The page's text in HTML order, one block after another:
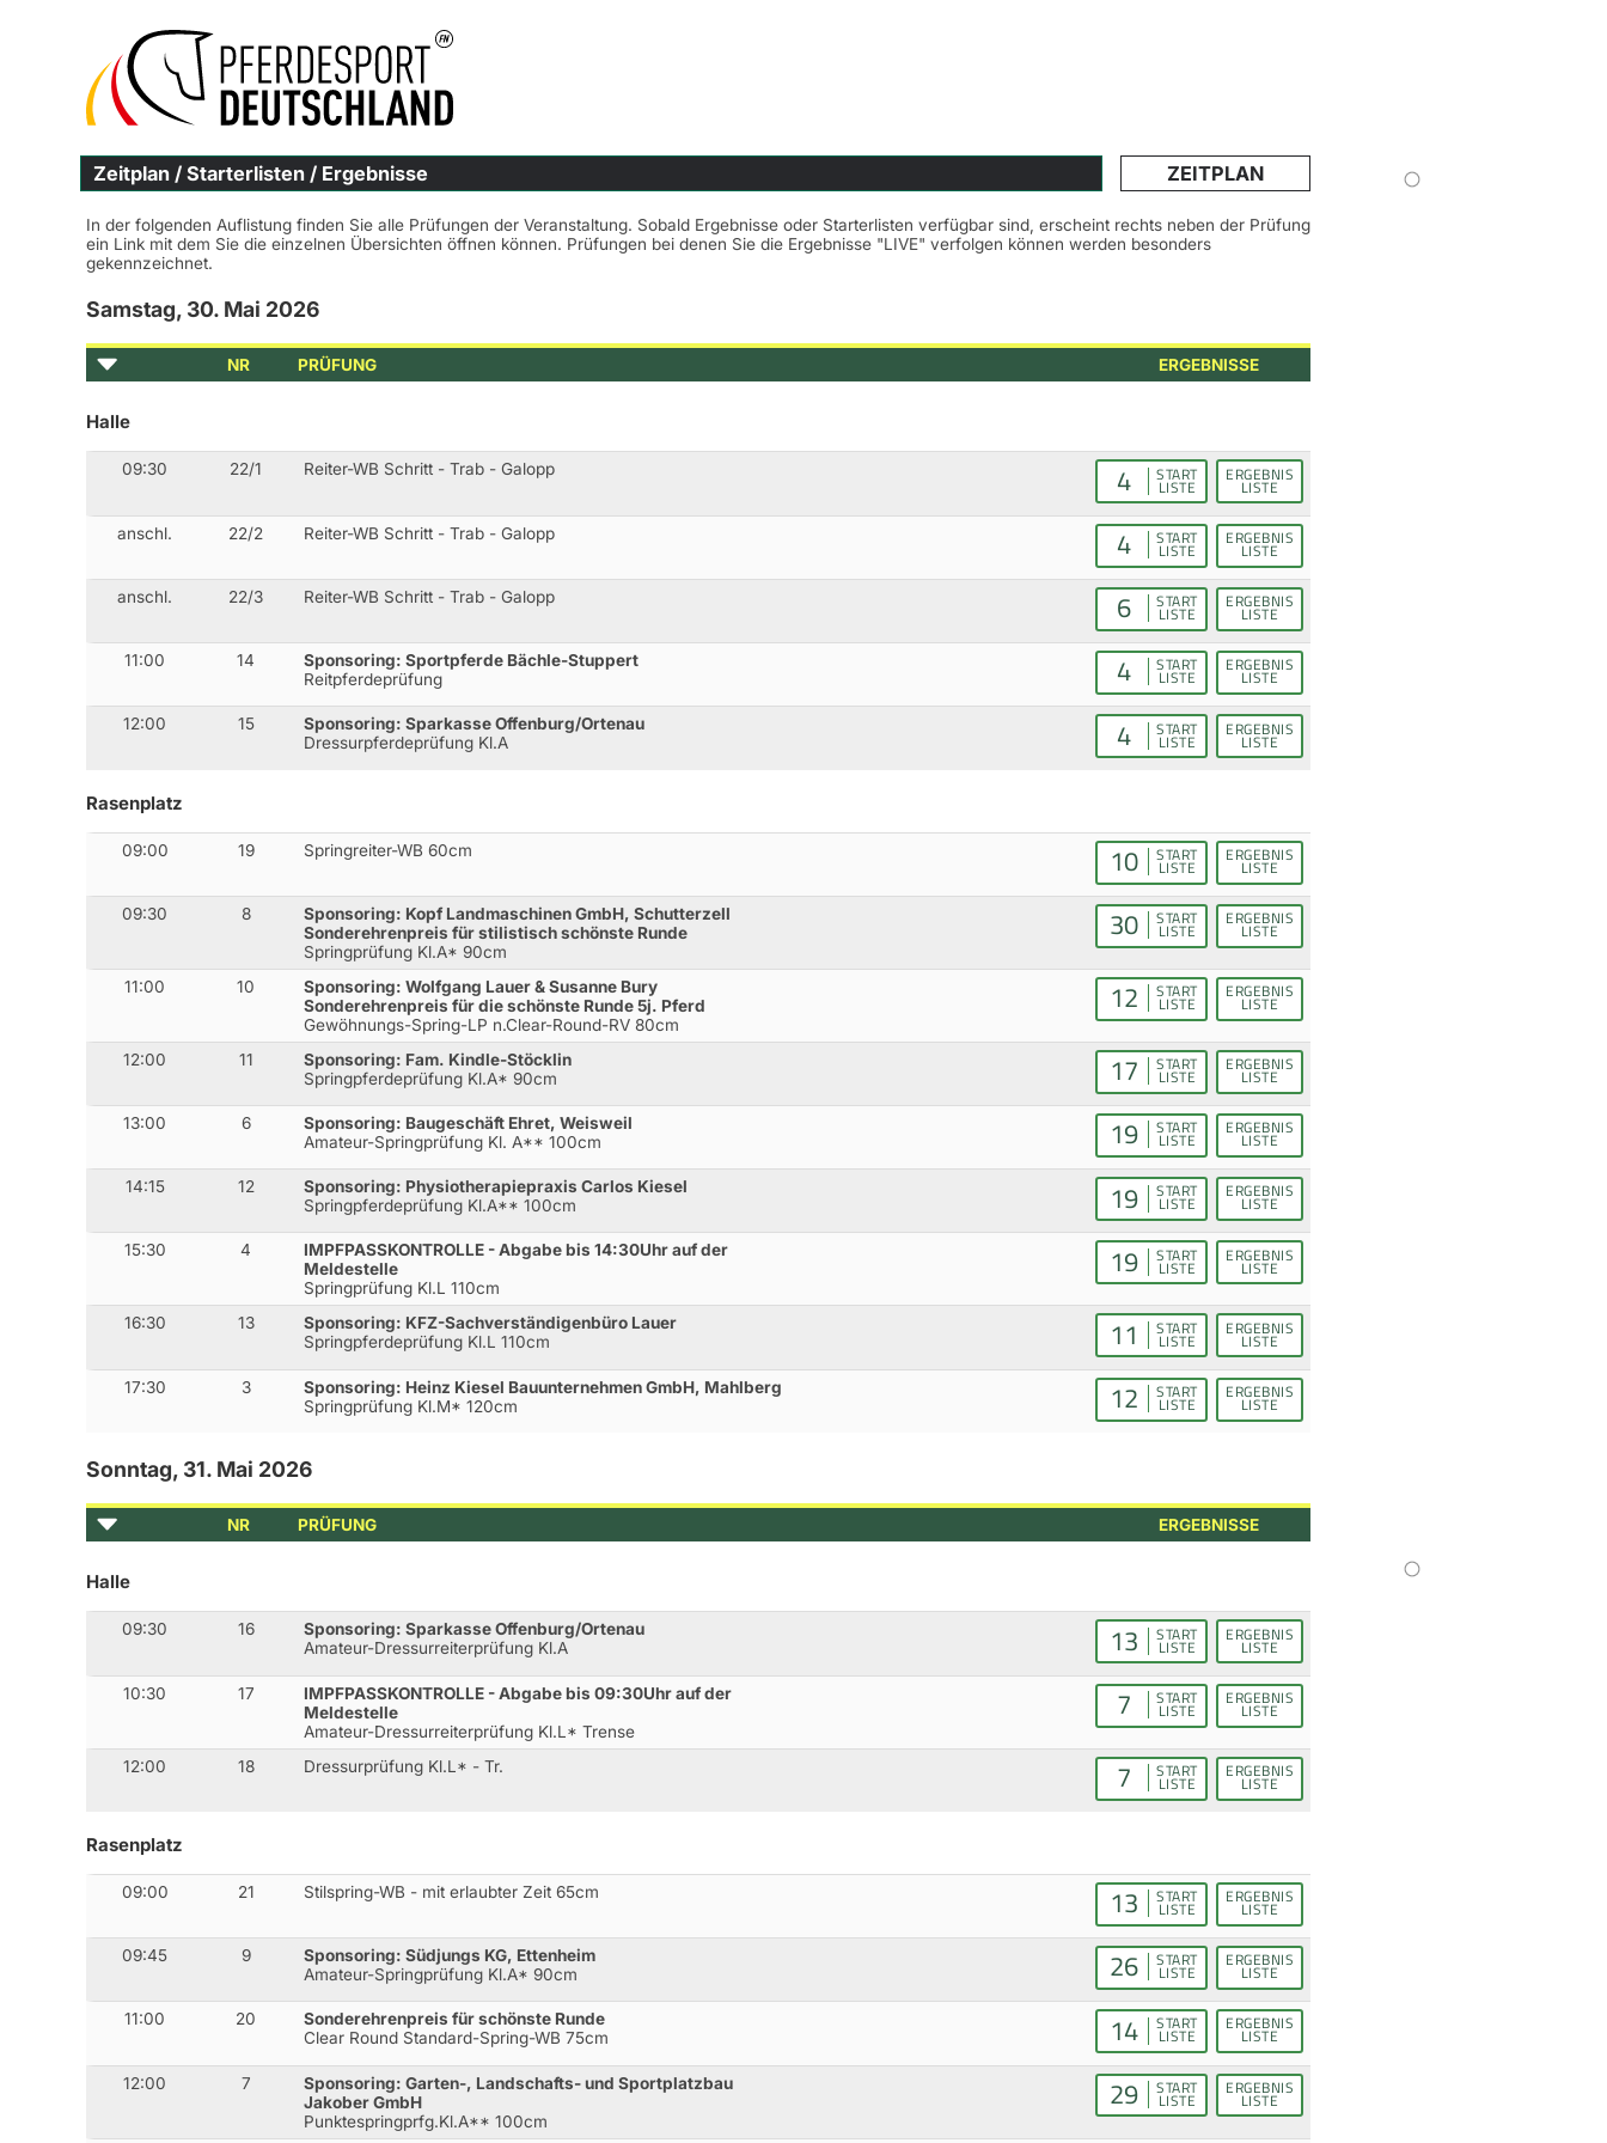
Zeitplan / Starterlisten / Ergebnisse ZEITPLAN
In der folgenden Auflistung finden Sie alle Prüfungen der Veranstaltung. Sobald Ergebnisse oder Starterlisten verfügbar sind, erscheint rechts neben der Prüfung
ein Link mit dem Sie die einzelnen Übersichten öffnen können. Prüfungen bei denen Sie die Ergebnisse "LIVE" verfolgen können werden besonders
gekennzeichnet.
Samstag, 30. Mai 2026
NR PRÜFUNG ERGEBNISSE
Halle
09:30 22/1 Reiter-WB Schritt - Trab - Galopp 4 START
LISTE
ERGEBNIS
LISTE
anschl. 22/2 Reiter-WB Schritt - Trab - Galopp 4 START
LISTE
ERGEBNIS
LISTE
anschl. 22/3 Reiter-WB Schritt - Trab - Galopp 6 START
LISTE
ERGEBNIS
LISTE
11:00 14
Sponsoring: Sportpferde Bächle-Stuppert
Reitpferdeprüfung
4 START
LISTE
ERGEBNIS
LISTE
12:00 15
Sponsoring: Sparkasse Offenburg/Ortenau
Dressurpferdeprüfung Kl.A
4 START
LISTE
ERGEBNIS
LISTE
Rasenplatz
09:00 19 Springreiter-WB 60cm 10 START
LISTE
ERGEBNIS
LISTE
09:30 8
Sponsoring: Kopf Landmaschinen GmbH, Schutterzell
Sonderehrenpreis für stilistisch schönste Runde
Springprüfung Kl.A* 90cm
30 START
LISTE
ERGEBNIS
LISTE
11:00 10
Sponsoring: Wolfgang Lauer & Susanne Bury
Sonderehrenpreis für die schönste Runde 5j. Pferd
Gewöhnungs-Spring-LP n.Clear-Round-RV 80cm
12 START
LISTE
ERGEBNIS
LISTE
12:00 11
Sponsoring: Fam. Kindle-Stöcklin
Springpferdeprüfung Kl.A* 90cm
17 START
LISTE
ERGEBNIS
LISTE
13:00 6
Sponsoring: Baugeschäft Ehret, Weisweil
Amateur-Springprüfung Kl. A** 100cm
19 START
LISTE
ERGEBNIS
LISTE
14:15 12
Sponsoring: Physiotherapiepraxis Carlos Kiesel
Springpferdeprüfung Kl.A** 100cm
19 START
LISTE
ERGEBNIS
LISTE
15:30 4
IMPFPASSKONTROLLE - Abgabe bis 14:30Uhr auf der
Meldestelle
Springprüfung Kl.L 110cm
19 START
LISTE
ERGEBNIS
LISTE
16:30 13
Sponsoring: KFZ-Sachverständigenbüro Lauer
Springpferdeprüfung Kl.L 110cm
11 START
LISTE
ERGEBNIS
LISTE
17:30 3
Sponsoring: Heinz Kiesel Bauunternehmen GmbH, Mahlberg
Springprüfung Kl.M* 120cm
12 START
LISTE
ERGEBNIS
LISTE
Sonntag, 31. Mai 2026
NR PRÜFUNG ERGEBNISSE
Halle
09:30 16
Sponsoring: Sparkasse Offenburg/Ortenau
Amateur-Dressurreiterprüfung Kl.A
13 START
LISTE
ERGEBNIS
LISTE
10:30 17
IMPFPASSKONTROLLE - Abgabe bis 09:30Uhr auf der
Meldestelle
Amateur-Dressurreiterprüfung Kl.L* Trense
7 START
LISTE
ERGEBNIS
LISTE
12:00 18 Dressurprüfung Kl.L* - Tr. 7 START
LISTE
ERGEBNIS
LISTE
Rasenplatz
09:00 21 Stilspring-WB - mit erlaubter Zeit 65cm 13 START
LISTE
ERGEBNIS
LISTE
09:45 9
Sponsoring: Südjungs KG, Ettenheim
Amateur-Springprüfung Kl.A* 90cm
26 START
LISTE
ERGEBNIS
LISTE
11:00 20
Sonderehrenpreis für schönste Runde
Clear Round Standard-Spring-WB 75cm
14 START
LISTE
ERGEBNIS
LISTE
12:00 7
Sponsoring: Garten-, Landschafts- und Sportplatzbau
Jakober GmbH
Punktespringprfg.Kl.A** 100cm
29 START
LISTE
ERGEBNIS
LISTE